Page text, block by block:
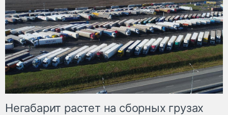
Негабарит растет на сборных грузах